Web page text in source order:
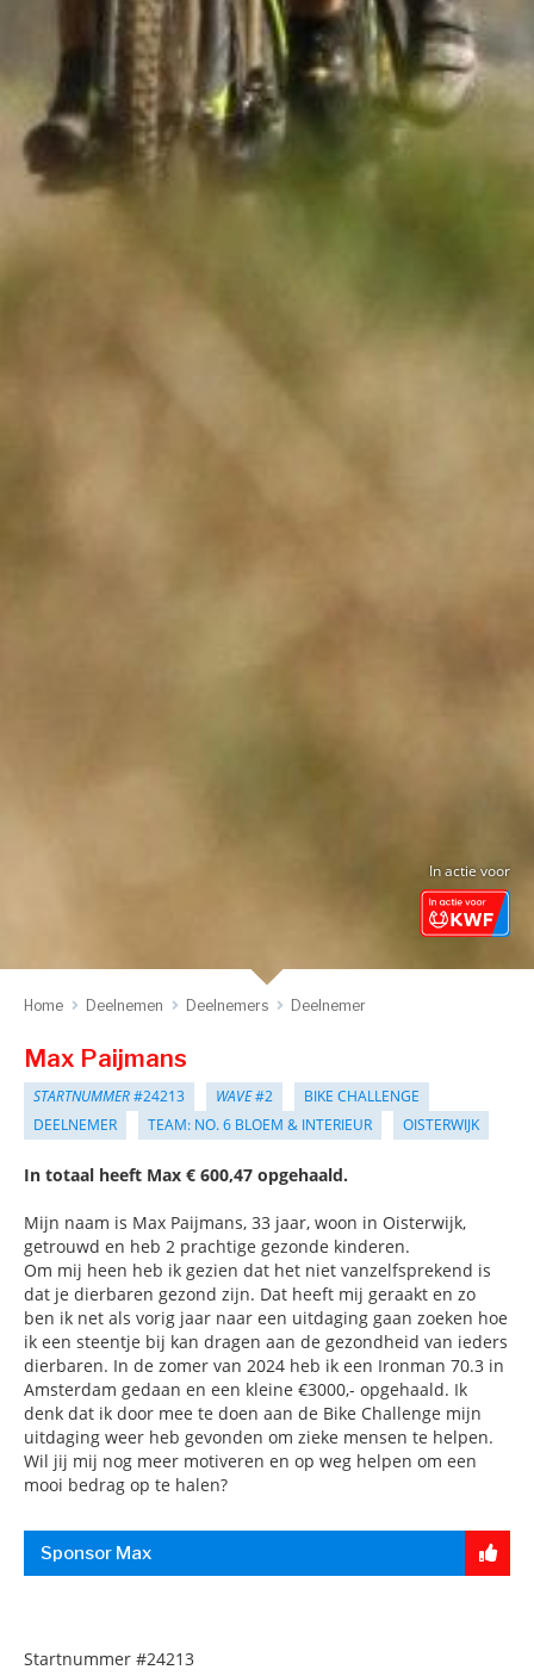
In actie voor
Home Deelnemen Deelnemers Deelnemer
Max Paijmans
STARTNUMMER#24213 WAVE#2
BIKE CHALLENGE
DEELNEMER
TEAM: NO. 6 BLOEM & INTERIEUR OISTERWIJK
In totaal heeft Max € 600,47 opgehaald.
Mijn naam is Max Paijmans, 33 jaar, woon in Oisterwijk,
getrouwd en heb 2 prachtige gezonde kinderen.
Om mij heen heb ik gezien dat het niet vanzelfsprekend is
dat je dierbaren gezond zijn. Dat heeft mij geraakt en zo
ben ik net als vorig jaar naar een uitdaging gaan zoeken hoe
ik een steentje bij kan dragen aan de gezondheid van ieders
dierbaren. In de zomer van 2024 heb ik een Ironman 70.3 in
Amsterdam gedaan en een kleine €3000,- opgehaald. Ik
denk dat ik door mee te doen aan de Bike Challenge mijn
uitdaging weer heb gevonden om zieke mensen te helpen.
Wil jij mij nog meer motiveren en op weg helpen om een
mooi bedrag op te halen?
Sponsor Max
Startnummer #24213